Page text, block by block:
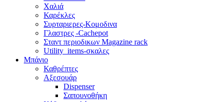
Χαλιά
Καρέκλες
Συρταριερες-Κομοδινα
Γλαστρες -Cachepot
Σταντ περιοδικων Magazine rack
Utility_items-σκαλες
Μπάνιο
Καθρέπτες
Αξεσουάρ
Dispenser
Σαπουνοθήκη